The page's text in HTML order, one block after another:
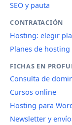
SEO y pauta
CONTRATACIÓN
Hosting: elegir
Planes de hosting
FICHAS EN
Consulta de
Cursos online
Hosting para
Newsletter y